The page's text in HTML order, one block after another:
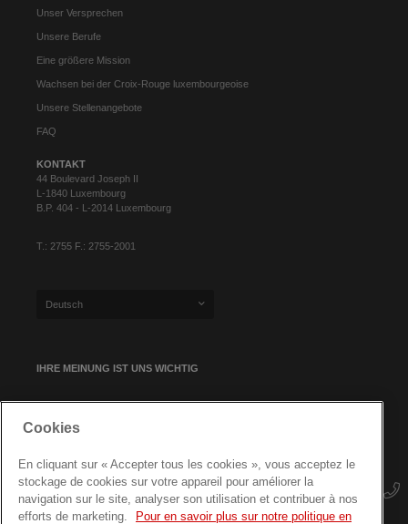
Unser Versprechen
Unsere Berufe
Eine größere Mission
Wachsen bei der Croix-Rouge luxembourgeoise
Unsere Stellenangebote
FAQ
KONTAKT
44 Boulevard Joseph II
L-1840 Luxembourg
B.P. 404 - L-2014 Luxembourg
T.: 2755 F.: 2755-2001
Deutsch
IHRE MEINUNG IST UNS WICHTIG
NEWSLETTER-ANMELDUNG
Cookies
En cliquant sur « Accepter tous les cookies », vous acceptez le
stockage de cookies sur votre appareil pour améliorer la
navigation sur le site, analyser son utilisation et contribuer à nos
efforts de marketing.
Pour en savoir plus sur notre politique en